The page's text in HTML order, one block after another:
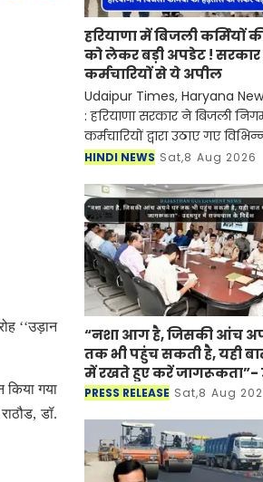
‘‘उड़ान
किया गया
डॉ.
हरियाणा में बिजली कर्मियों
को लेकर बड़ी अपडेट !
कर्मचारियों से ये अपील
Udaipur Times, Haryana
: हरियाणा सरकार ने बिजली
कर्मचारियों द्वारा उठाए गए विभिन्न
बातचीत के माध्यम से समाधान
हड
HINDI NEWS Sat,8 Aug 2026
“नशा आग है, जिसकी आंच
तक भी पहुंच सकती है, यही
में रखते हुए करें जागरूकता”-
में राज्यपाल के निर्देश
PRESS RELEASE Sat,8 Aug